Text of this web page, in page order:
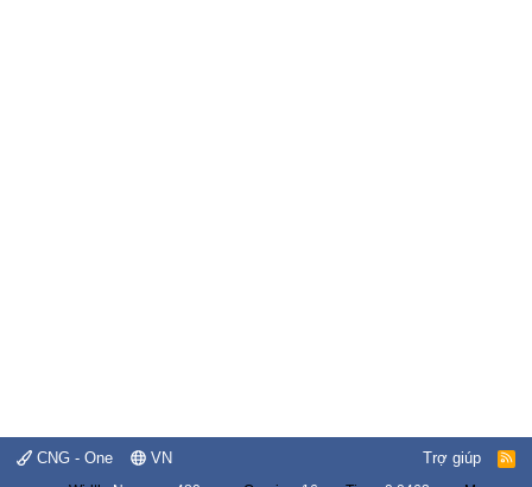
CNG - One VN Trợ giúp
R